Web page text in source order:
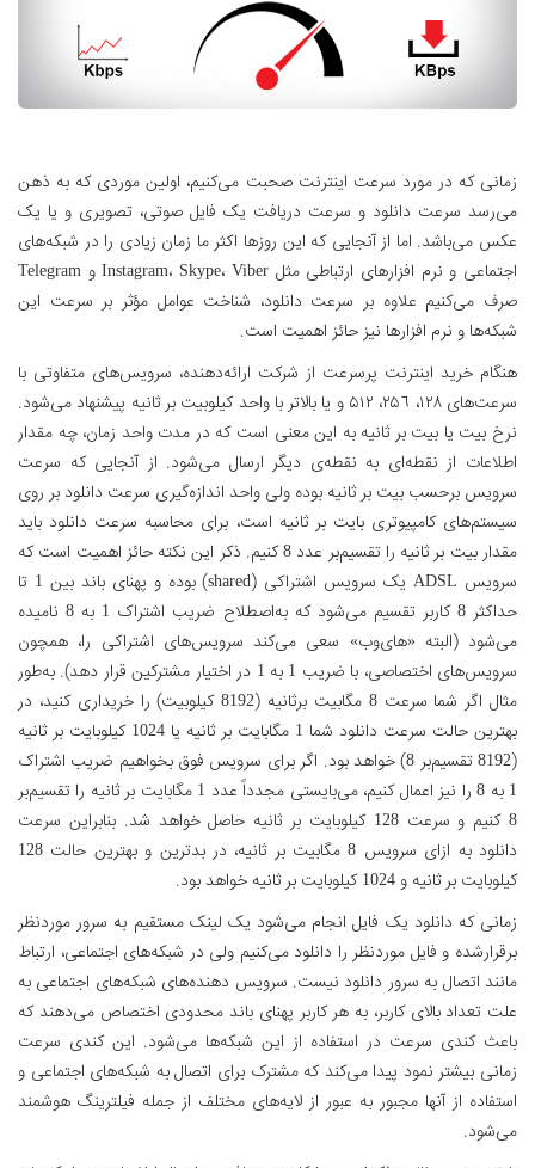
زمانی که در مورد سرعت اینترنت صحبت می‌‌کنیم، اولین موردی که به ذهن
می‌رسد سرعت دانلود و سرعت دریافت یک فایل صوتی، تصویری و یا یک
عکس می‌باشد. اما از آنجایی که این روزها اکثر ما زمان زیادی را در شبکه‌های
اجتماعی و نرم افزارهای ارتباطی مثل Instagram، Skype، Viber و Telegram
صرف می‌کنیم علاوه بر سرعت دانلود، شناخت عوامل مؤثر بر سرعت این
شبکه‌ها و نرم افزارها نیز حائز اهمیت است.
هنگام خرید اینترنت پرسرعت از شرکت ارائه‌دهنده، سرویس‌های متفاوتی با
سرعت‌های ۱٢۸، ٢۵٦، ۵۱٢ و یا بالاتر با واحد کیلوبیت بر ثانیه پیشنهاد می‌شود.
نرخ بیت یا بیت بر ثانیه به این معنی است که در مدت واحد زمان، چه مقدار
اطلاعات از نقطه‌ای به نقطه‌ی دیگر ارسال می‌شود. از آنجایی که سرعت
سرویس برحسب بیت بر ثانیه بوده ولی واحد اندازه‌گیری سرعت دانلود بر روی
سیستم‌های کامپیوتری بایت بر ثانیه است، برای محاسبه سرعت دانلود باید
مقدار بیت بر ثانیه را تقسیم‌بر عدد 8 کنیم. ذکر این نکته حائز اهمیت است که
سرویس ADSL یک سرویس اشتراکی (shared) بوده و پهنای باند بین 1 تا
حداکثر 8 کاربر تقسیم می‌شود که به‌اصطلاح ضریب اشتراک 1 به 8 نامیده
می‌شود (البته «های‌وب» سعی می‌کند سرویس‌های اشتراکی را، همچون
سرویس‌های اختصاصی، با ضریب 1 به 1 در اختیار مشترکین قرار دهد). به‌طور
مثال اگر شما سرعت 8 مگابیت برثانیه (8192 کیلوبیت) را خریداری کنید، در
بهترین حالت سرعت دانلود شما 1 مگابایت بر ثانیه یا 1024 کیلوبایت بر ثانیه
(8192 تقسیم‌بر 8) خواهد بود. اگر برای سرویس فوق بخواهیم ضریب اشتراک
1 به 8 را نیز اعمال کنیم، می‌بایستی مجدداً عدد 1 مگابایت بر ثانیه را تقسیم‌بر
8 ‌کنیم و سرعت 128 کیلوبایت بر ثانیه حاصل خواهد شد. بنابراین سرعت
دانلود به ازای سرویس 8 مگابیت بر ثانیه، در بدترین و بهترین حالت 128
کیلوبایت بر ثانیه و 1024 کیلو‌بایت بر ثانیه خواهد بود.
زمانی که دانلود یک فایل انجام می‌شود یک لینک مستقیم به سرور موردنظر
برقرارشده و فایل موردنظر را دانلود می‌کنیم ولی در شبکه‌های اجتماعی، ارتباط
مانند اتصال به سرور دانلود نیست. سرویس دهنده‌های شبکه‌های اجتماعی به
علت تعداد بالای کاربر، به هر کاربر پهنای باند محدودی اختصاص می‌دهند که
باعث کندی سرعت در استفاده از این شبکه‌ها می‌شود. این کندی سرعت
زمانی بیشتر نمود پیدا می‌کند که مشترک برای اتصال به شبکه‌های اجتماعی و
استفاده از آنها مجبور به عبور از لایه‌های مختلف از جمله فیلترینگ هوشمند
می‌شود.